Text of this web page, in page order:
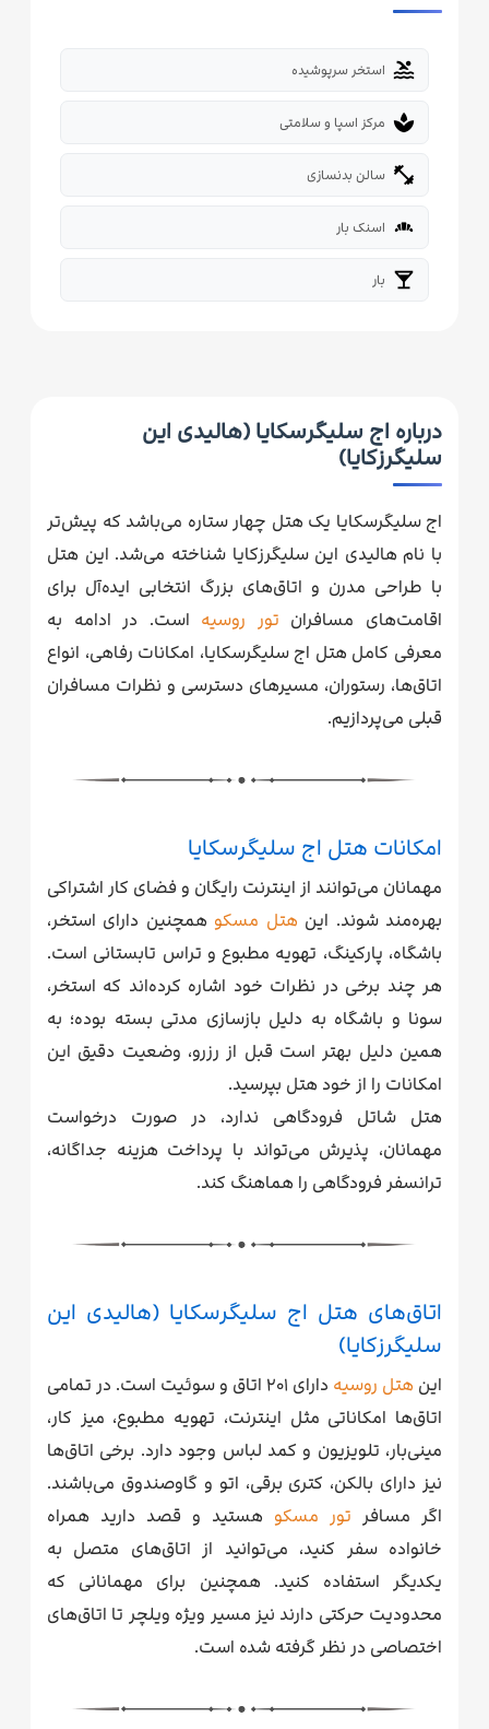
pool استخر سرپوشیده
spa مرکز اسپا و سلامتی
fitness_center سالن بدنسازی
bakery_dining اسنک بار
local_bar بار
درباره اج سلیگرسکایا (هالیدی این
سلیگرزکایا)
اج سلیگرسکایا یک هتل چهار ستاره می‌باشد که پیش‌تر
با نام هالیدی این سلیگرزکایا شناخته می‌شد. این هتل
با طراحی مدرن و اتاق‌های بزرگ انتخابی ایده‌آل برای
اقامت‌های مسافران تور روسیه است. در ادامه به
معرفی کامل هتل اج سلیگرسکایا، امکانات رفاهی، انواع
اتاق‌ها، رستوران، مسیرهای دسترسی و نظرات مسافران
قبلی می‌پردازیم.
امکانات هتل اج سلیگرسکایا
مهمانان می‌توانند از اینترنت رایگان و فضای کار اشتراکی
بهره‌مند شوند. این هتل مسکو همچنین دارای استخر،
باشگاه، پارکینگ، تهویه مطبوع و تراس تابستانی است.
هر چند برخی در نظرات خود اشاره کرده‌اند که استخر،
سونا و باشگاه به دلیل بازسازی مدتی بسته بوده‌؛ به
همین دلیل بهتر است قبل از رزرو، وضعیت دقیق این
امکانات را از خود هتل بپرسید.
هتل شاتل فرودگاهی ندارد، در صورت درخواست
مهمانان، پذیرش می‌تواند با پرداخت هزینه جداگانه،
ترانسفر فرودگاهی را هماهنگ کند.
اتاق‌های هتل اج سلیگرسکایا (هالیدی این
سلیگرزکایا)
این هتل روسیه
دارای ۲۰۱ اتاق و سوئیت است. در تمامی
اتاق‌ها امکاناتی مثل اینترنت، تهویه مطبوع، میز کار،
مینی‌بار، تلویزیون و کمد لباس وجود دارد. برخی اتاق‌ها
نیز دارای بالکن، کتری برقی، اتو و گاوصندوق می‌باشند.
اگر مسافر تور مسکو هستید و قصد دارید همراه
خانواده سفر کنید، می‌توانید از اتاق‌های متصل به
یکدیگر استفاده کنید. همچنین برای مهمانانی که
محدودیت حرکتی دارند نیز مسیر ویژه ویلچر تا اتاق‌های
اختصاصی در نظر گرفته شده است.